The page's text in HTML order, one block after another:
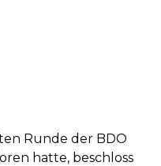
Runde der BDO
hatte, beschloss